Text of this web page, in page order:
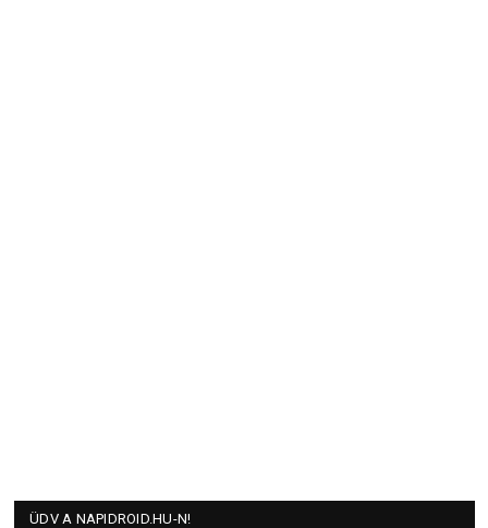
ÜDV A NAPIDROID.HU-N!